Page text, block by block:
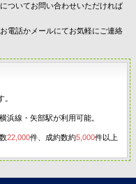
ついてお問い合わせいただければ
電話かメールにてお気軽にご連絡
。
浜線・矢部駅が利用可能。
22,000件、成約数約5,000件以上